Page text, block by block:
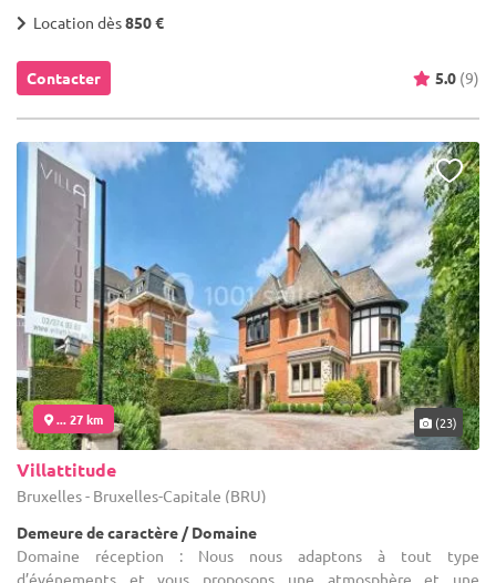
Location dès850 €
Contacter 5.0 (9)
... 27 km (23)
Villattitude
Bruxelles - Bruxelles-Capitale (BRU)
Demeure de caractère / Domaine
Domaine réception : Nous nous adaptons à tout type
d’événements et vous proposons une atmosphère et une